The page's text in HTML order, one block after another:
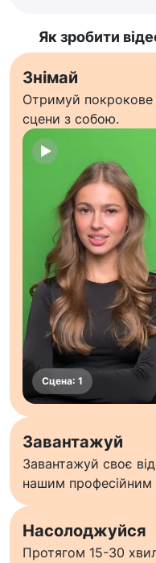
Як зробити
Знімай
Отримуй покрокове
сцени з собою.
Завантажуй
Завантажуй своє
нашим професійним
Насолоджуйся
Протягом 15-30